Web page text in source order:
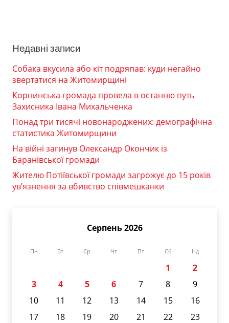
Недавні записи
Собака вкусила або кіт подряпав: куди негайно
звертатися на Житомирщині
Корнинська громада провела в останню путь
Захисника Івана Михальченка
Понад три тисячі новонароджених: демографічна
статистика Житомирщини
На війні загинув Олександр Окончик із
Баранівської громади
Жителю Потіївської громади загрожує до 15 років
ув’язнення за вбивство співмешканки
Серпень 2026
Пн Вт Ср Чт Пт Сб Нд
1
2
3
4 5 6 7 8
9
10
11 12 13 14 15
16
17
18 19 20 21 22
23